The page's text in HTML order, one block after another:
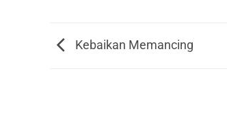
Kebaikan Memancing